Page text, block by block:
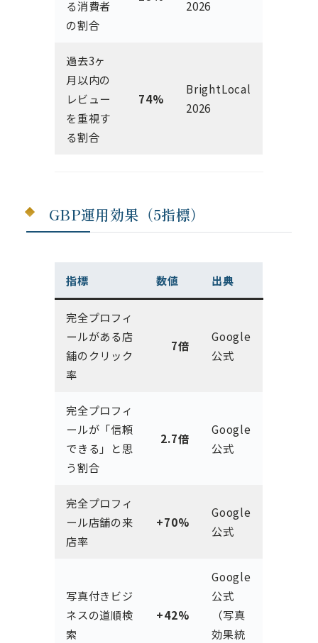
る消費者
の割合
2026
過去3ヶ
月以内の
レビュー
を重視す
る割合
74%
BrightLocal
2026
GBP運用効果（5指標）
指標 数値 出典
完全プロフィ
ールがある店
舗のクリック
率
7倍
Google
公式
完全プロフィ
ールが「信頼
できる」と思
う割合
2.7倍
Google
公式
完全プロフィ
ール店舗の来
店率
+70%
Google
公式
写真付きビジ
ネスの道順検
索
+42%
Google
公式
（写真
効果統